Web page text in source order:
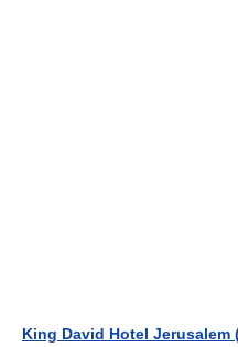
King David Hotel Jerusalem